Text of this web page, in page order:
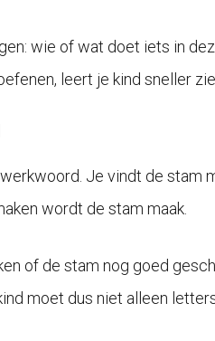
wie of wat doet iets in
leert je kind sneller
Je vindt de stam
wordt de stam maak.
of de stam nog goed
moet dus niet alleen